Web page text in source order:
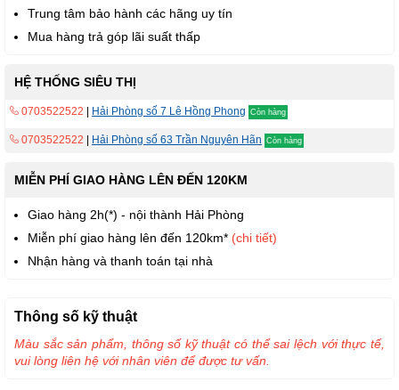
Trung tâm bảo hành các hãng uy tín
Mua hàng trả góp lãi suất thấp
HỆ THỐNG SIÊU THỊ
0703522522 Hải Phòng số 7 Lê Hồng Phong Còn hàng
0703522522 Hải Phòng số 63 Trần Nguyên Hãn Còn hàng
MIỄN PHÍ GIAO HÀNG LÊN ĐẾN 120KM
Giao hàng 2h(*) - nội thành Hải Phòng
Miễn phí giao hàng lên đến 120km* (chi tiết)
Nhận hàng và thanh toán tại nhà
Thông số kỹ thuật
Màu sắc sản phẩm, thông số kỹ thuật có thể sai lệch với thực tế,
vui lòng liên hệ với nhân viên để được tư vấn.